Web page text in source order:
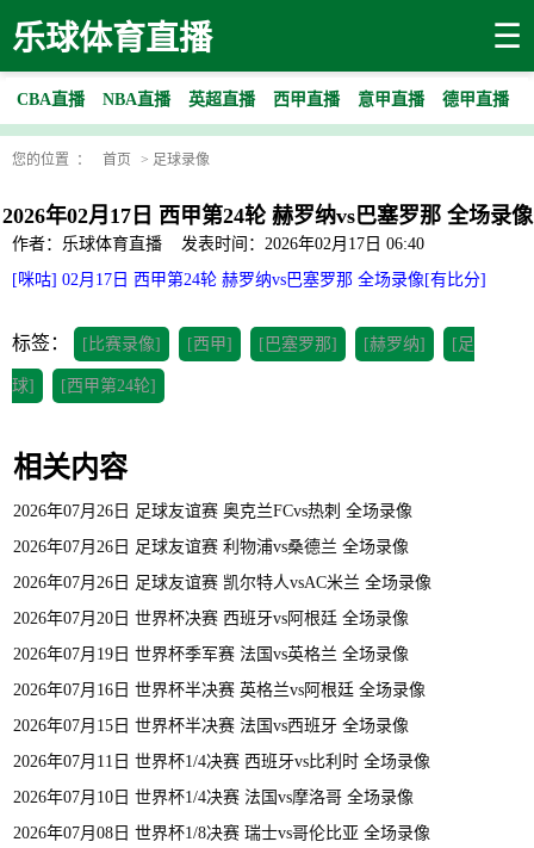
乐球体育直播 ☰
CBA直播 NBA直播 英超直播 西甲直播 意甲直播 德甲直播
您的位置 ： 首页 > 足球录像
2026年02月17日 西甲第24轮 赫罗纳vs巴塞罗那 全场录像
作者：乐球体育直播
发表时间：2026年02月17日 06:40
[咪咕] 02月17日 西甲第24轮 赫罗纳vs巴塞罗那 全场录像[有比分]
标签： [比赛录像] [西甲] [巴塞罗那] [赫罗纳] [足
球] [西甲第24轮]
相关内容
2026年07月26日 足球友谊赛 奥克兰FCvs热刺 全场录像
2026年07月26日 足球友谊赛 利物浦vs桑德兰 全场录像
2026年07月26日 足球友谊赛 凯尔特人vsAC米兰 全场录像
2026年07月20日 世界杯决赛 西班牙vs阿根廷 全场录像
2026年07月19日 世界杯季军赛 法国vs英格兰 全场录像
2026年07月16日 世界杯半决赛 英格兰vs阿根廷 全场录像
2026年07月15日 世界杯半决赛 法国vs西班牙 全场录像
2026年07月11日 世界杯1/4决赛 西班牙vs比利时 全场录像
2026年07月10日 世界杯1/4决赛 法国vs摩洛哥 全场录像
2026年07月08日 世界杯1/8决赛 瑞士vs哥伦比亚 全场录像